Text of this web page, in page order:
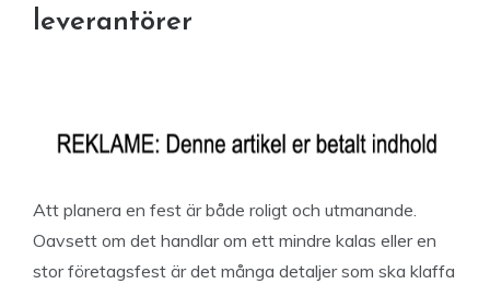
leverantörer
Att planera en fest är både roligt och utmanande.
Oavsett om det handlar om ett mindre kalas eller en
stor företagsfest är det många detaljer som ska klaffa